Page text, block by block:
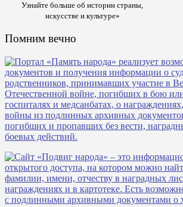
Узнайте больше об истории страны,
искусстве и культуре»
Помним вечно